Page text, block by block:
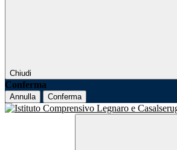
Chiudi
Conferma
Annulla Conferma